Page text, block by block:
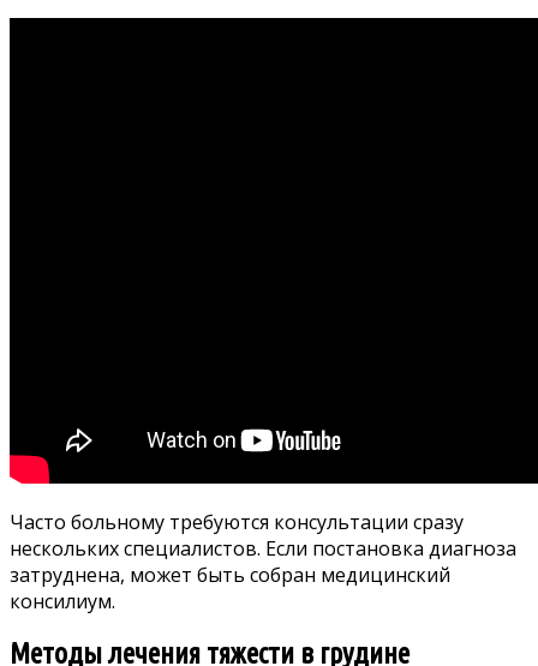
Часто больному требуются консультации сразу
нескольких специалистов. Если постановка диагноза
затруднена, может быть собран медицинский
консилиум.
Методы лечения тяжести в грудине